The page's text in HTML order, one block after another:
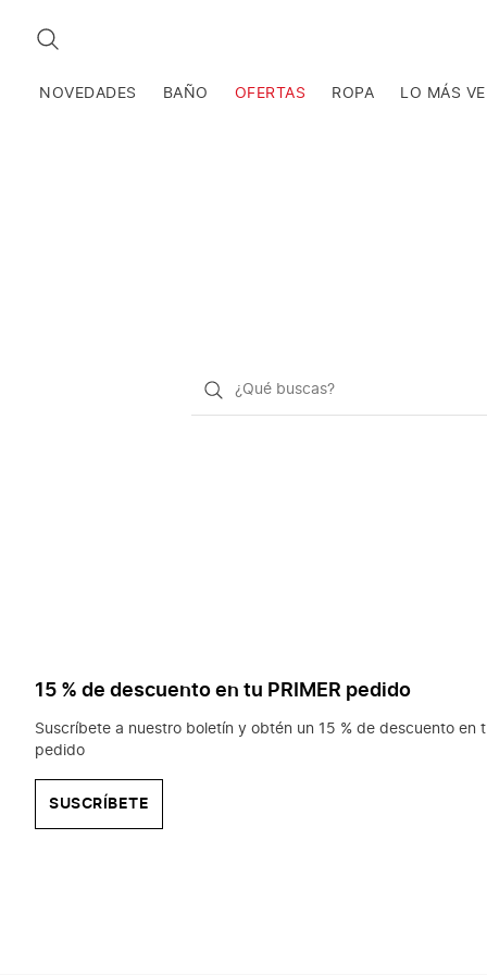
BUSCAR
NOVEDADES BAÑO OFERTAS ROPA LO MÁS
¿Qué
15 % de descuento en tu PRIMER pedido
Suscríbete a nuestro boletín y obtén un 15 % de descuento en
pedido
SUSCRÍBETE